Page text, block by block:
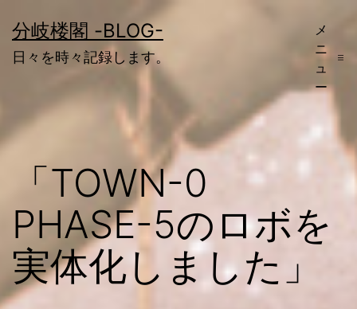
ン
テ
へ
プ
分岐楼閣 -BLOG-
日々を時々記録します。
メ
ニ
ュ
ー
「TOWN-0
PHASE-5のロボを
実体化しました」